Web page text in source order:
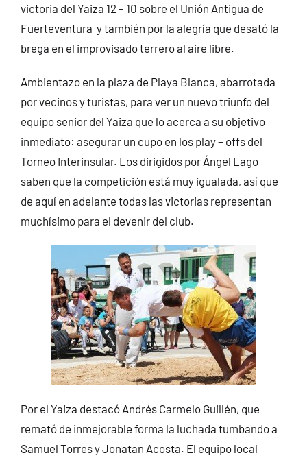
victoria del Yaiza 12 – 10 sobre el Unión Antigua de
Fuerteventura y también por la alegría que desató la
brega en el improvisado terrero al aire libre.
Ambientazo en la plaza de Playa Blanca, abarrotada
por vecinos y turistas, para ver un nuevo triunfo del
equipo senior del Yaiza que lo acerca a su objetivo
inmediato: asegurar un cupo en los play – offs del
Torneo Interinsular. Los dirigidos por Ángel Lago
saben que la competición está muy igualada, así que
de aquí en adelante todas las victorias representan
muchísimo para el devenir del club.
Por el Yaiza destacó Andrés Carmelo Guillén, que
remató de inmejorable forma la luchada tumbando a
Samuel Torres y Jonatan Acosta. El equipo local